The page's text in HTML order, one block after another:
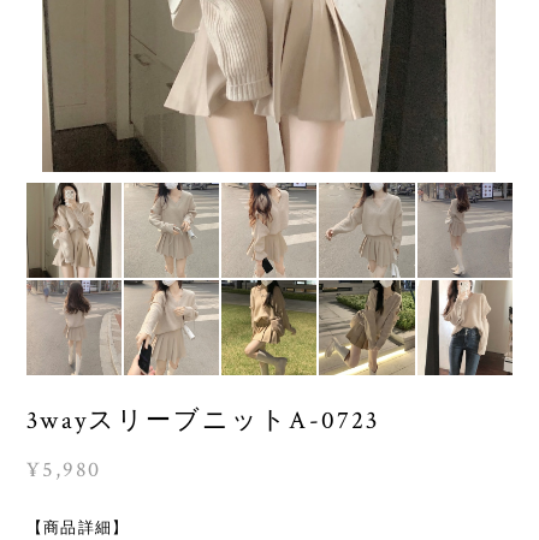
3wayスリーブニットA-0723
¥5,980
【商品詳細】